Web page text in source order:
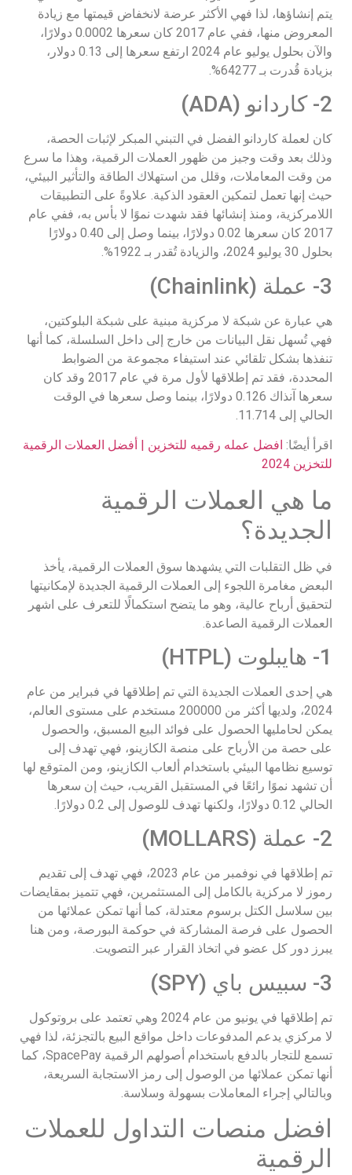
يتم إنشاؤها، لذا فهي الأكثر عرضة لانخفاض قيمتها مع زيادة
المعروض منها، ففي عام 2017 كان سعرها 0.0002 دولارًا،
والآن بحلول يوليو عام 2024 ارتفع سعرها إلى 0.13 دولار،
بزيادة قُدرت بـ 64277%.
2- كاردانو (ADA)
كان لعملة كاردانو الفضل في التبني المبكر لإثبات الحصة،
وذلك بعد وقت وجيز من ظهور العملات الرقمية، وهذا ما سرع
من وقت المعاملات، وقلل من استهلاك الطاقة والتأثير البيئي،
حيث إنها تعمل لتمكين العقود الذكية. علاوةً على التطبيقات
اللامركزية، ومنذ إنشائها فقد شهدت نموًا لا بأس به، ففي عام
2017 كان سعرها 0.02 دولارًا، بينما وصل إلى 0.40 دولارًا
بحلول 30 يوليو 2024، والزيادة تُقدر بـ 1922%.
3- عملة (Chainlink)
هي عبارة عن شبكة لا مركزية مبنية على شبكة البلوكتين،
فهي تُسهل نقل البيانات من خارج إلى داخل السلسلة، كما أنها
تنفذها بشكل تلقائي عند استيفاء مجموعة من الضوابط
المحددة، فقد تم إطلاقها لأول مرة في عام 2017 وقد كان
سعرها آنذاك 0.126 دولارًا، بينما وصل سعرها في الوقت
الحالي إلى 11.714.
اقرأ أيضًا: افضل عمله رقميه للتخزين | أفضل العملات الرقمية
للتخزين 2024
ما هي العملات الرقمية
الجديدة؟
في ظل التقلبات التي يشهدها سوق العملات الرقمية، يأخذ
البعض مغامرة اللجوء إلى العملات الرقمية الجديدة لإمكانيتها
لتحقيق أرباح عالية، وهو ما يتضح استكمالًا للتعرف على اشهر
العملات الرقمية الصاعدة.
1- هايبلوت (HTPL)
هي إحدى العملات الجديدة التي تم إطلاقها في فبراير من عام
2024، ولديها أكثر من 200000 مستخدم على مستوى العالم،
يمكن لحامليها الحصول على فوائد البيع المسبق، والحصول
على حصة من الأرباح على منصة الكازينو، فهي تهدف إلى
توسيع نظامها البيئي باستخدام ألعاب الكازينو، ومن المتوقع لها
أن تشهد نموًا رائعًا في المستقبل القريب، حيث إن سعرها
الحالي 0.12 دولارًا، ولكنها تهدف للوصول إلى 0.2 دولارًا.
2- عملة (MOLLARS)
تم إطلاقها في نوفمبر من عام 2023، فهي تهدف إلى تقديم
رموز لا مركزية بالكامل إلى المستثمرين، فهي تتميز بمقايضات
بين سلاسل الكتل برسوم معتدلة، كما أنها تمكن عملائها من
الحصول على فرصة المشاركة في حوكمة البورصة، ومن هنا
يبرز دور كل عضو في اتخاذ القرار عبر التصويت.
3- سبيس باي (SPY)
تم إطلاقها في يونيو من عام 2024 وهي تعتمد على بروتوكول
لا مركزي يدعم المدفوعات داخل مواقع البيع بالتجزئة، لذا فهي
تسمع للتجار بالدفع باستخدام أصولهم الرقمية SpacePay، كما
أنها تمكن عملائها من الوصول إلى رمز الاستجابة السريعة،
وبالتالي إجراء المعاملات بسهولة وسلاسة.
افضل منصات التداول للعملات
الرقمية